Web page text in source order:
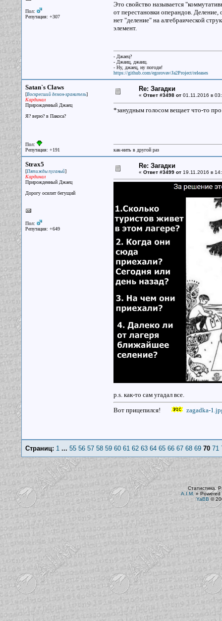
Пол:
Репутация: +307
Это свойство называется
от перестановки операндов.
нет "деление" на алгебраической
элемент.
- Джаец?
- Джаиц, джаиц.
- Ну, джаец, ну погоди!
https://github.com/egorovav/Ja2Project/releases
Satan`s Claws
[Воскресший демон-хранитель]
Кардинал
Прирожденный Джаец
Я? верю? в Пакоса?
Пол:
Репутация: +191
Re: Загадки
« Ответ #3498 от01.11.2016 в
*занудным голосом вещает что-то
как-нить в другой раз
Strax5
[Пятижды пуганый]
Кардинал
Прирожденный Джаец
Дорогу осилит бегущий
Пол:
Репутация: +649
Re: Загадки
« Ответ #3499 от19.11.2016 в
p.s. как-то сам угадал все.
Вот прицепился! zagadka-
Страниц: 1... 55 56 57 58 59 60 61 62 63 64 65 66 67 68 69 70 71
Статистика.
A.I.M. »Powered
YaBB©